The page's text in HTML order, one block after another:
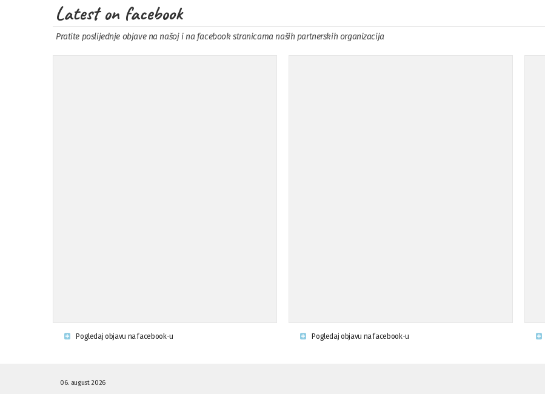
Latest on facebook
Pratite poslijednje objave na našoj i na facebook stranicama naših partnerskih organizacija
Pogledaj objavu na facebook-u Pogledaj objavu na facebook-u
06. august 2026